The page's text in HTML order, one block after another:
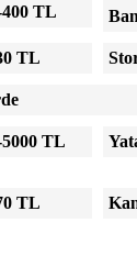
400 TL
TL
5000 TL
TL